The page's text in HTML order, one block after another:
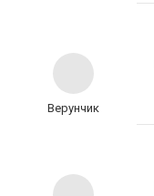
Верунчик